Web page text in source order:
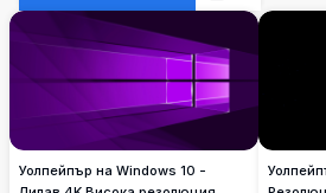
Уолпейпър на Windows 10 -